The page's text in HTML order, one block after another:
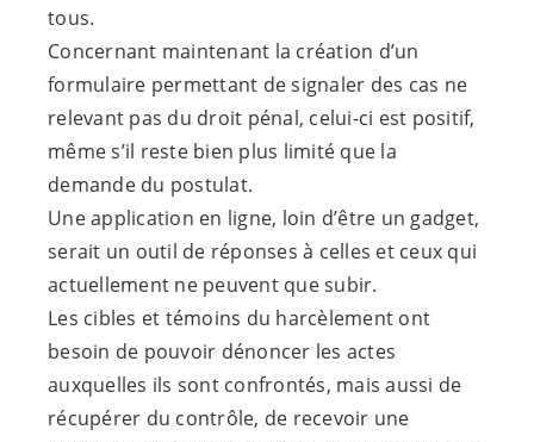
tous.
Concernant maintenant la création d’un
formulaire permettant de signaler des cas ne
relevant pas du droit pénal, celui-ci est positif,
même s’il reste bien plus limité que la
demande du postulat.
Une application en ligne, loin d’être un gadget,
serait un outil de réponses à celles et ceux qui
actuellement ne peuvent que subir.
Les cibles et témoins du harcèlement ont
besoin de pouvoir dénoncer les actes
auxquelles ils sont confrontés, mais aussi de
récupérer du contrôle, de recevoir une